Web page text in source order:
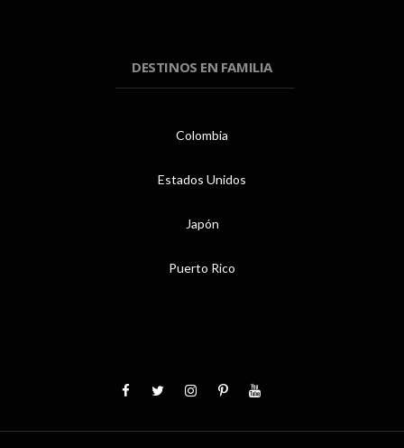
DESTINOS EN FAMILIA
Colombia
Estados Unidos
Japón
Puerto Rico